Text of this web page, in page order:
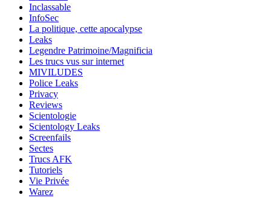
Inclassable
InfoSec
La politique, cette apocalypse
Leaks
Legendre Patrimoine/Magnificia
Les trucs vus sur internet
MIVILUDES
Police Leaks
Privacy
Reviews
Scientologie
Scientology Leaks
Screenfails
Sectes
Trucs AFK
Tutoriels
Vie Privée
Warez